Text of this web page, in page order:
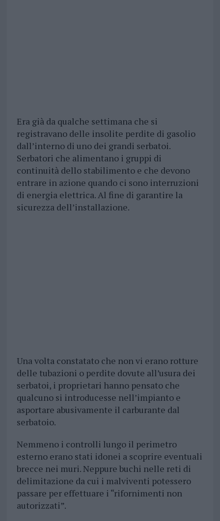
Era già da qualche settimana che si
registravano delle insolite perdite di gasolio
dall’interno di uno dei grandi serbatoi.
Serbatori che alimentano i gruppi di
continuità dello stabilimento e che devono
entrare in azione quando ci sono interruzioni
di energia elettrica. Al fine di garantire la
sicurezza dell’installazione.
Una volta constatato che non vi erano rotture
delle tubazioni o perdite dovute all’usura dei
serbatoi, i proprietari hanno pensato che
qualcuno si introducesse nell’impianto e
asportare abusivamente il carburante dal
serbatoio.
Nemmeno i controlli lungo il perimetro
esterno erano stati idonei a scoprire eventuali
brecce nei muri. Neppure buchi nelle reti di
delimitazione da cui i malviventi potessero
passare per effettuare i “rifornimenti non
autorizzati”.